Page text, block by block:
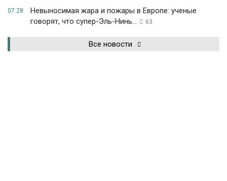
07:28
Невыносимая жара и пожары в Европе: ученые
говорят, что супер-Эль-Нинь...
63
Все новости